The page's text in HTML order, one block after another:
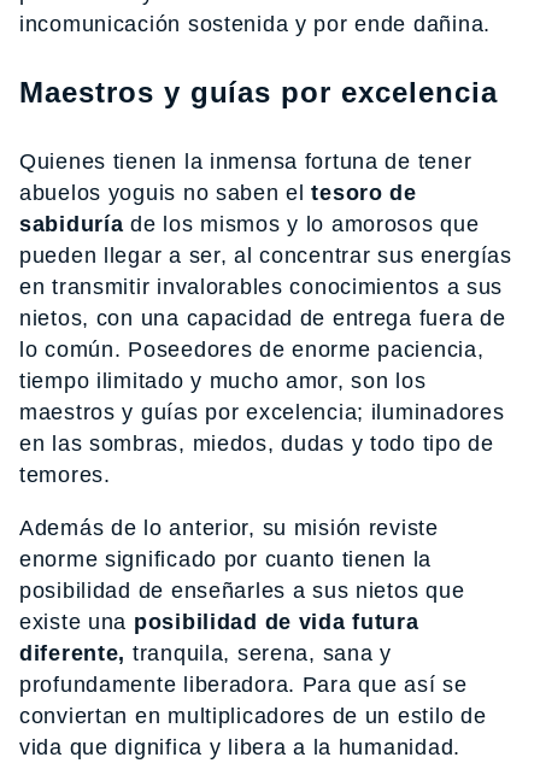
incomunicación sostenida y por ende dañina.
Maestros y guías por excelencia
Quienes tienen la inmensa fortuna de tener
abuelos yoguis no saben eltesoro de
sabiduría de los mismos y lo amorosos que
pueden llegar a ser, al concentrar sus energías
en transmitir invalorables conocimientos a sus
nietos, con una capacidad de entrega fuera de
lo común. Poseedores de enorme paciencia,
tiempo ilimitado y mucho amor, son los
maestros y guías por excelencia; iluminadores
en las sombras, miedos, dudas y todo tipo de
temores.
Además de lo anterior, su misión reviste
enorme significado por cuanto tienen la
posibilidad de enseñarles a sus nietos que
existe una posibilidad de vida futura
diferente, tranquila, serena, sana y
profundamente liberadora. Para que así se
conviertan en multiplicadores de un estilo de
vida que dignifica y libera a la humanidad.